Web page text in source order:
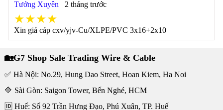
Tưởng Xuyên 2 tháng trước
★★★★
Xin giá cáp cxv/yjv-Cu/XLPE/PVC 3x16+2x10
🏡G7 Shop Sale Trading Wire & Cable
✅ Hà Nội: No.29, Hung Dao Street, Hoan Kiem, Ha Noi
🔷 Sài Gòn: Saigon Tower, Bến Nghé, HCM
🆔 Huế: Số 92 Trần Hưng Đạo, Phú Xuân, TP. Huế